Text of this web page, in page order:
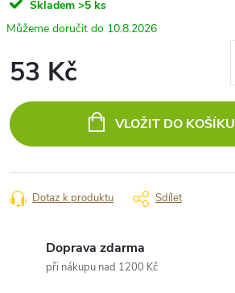
Skladem >5 ks
10.8.2026
53 Kč
cena:
VLOŽIT DO KOŠÍKU
Dotaz k produktu Sdílet
Doprava zdarma
při nákupu nad 1200 Kč